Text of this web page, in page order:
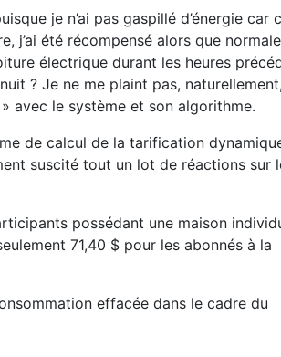
je n’ai pas gaspillé d’énergie car
j’ai été récompensé alors que
électrique durant les heures
? Je ne me plaint pas,
avec le système et son algorithme.
de calcul de la tarification
suscité tout un lot de réactions sur
possédant une maison
71,40 $ pour les abonnés à la
effacée dans le cadre du